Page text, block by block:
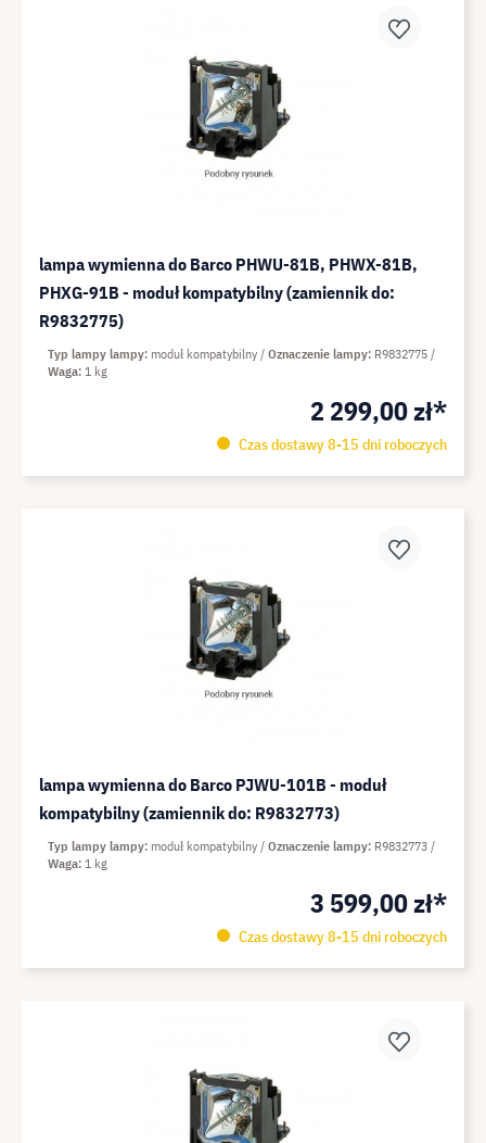
lampa wymienna do Barco PHWU-81B, PHWX-81B,
PHXG-91B - moduł kompatybilny (zamiennik do:
R9832775)
2 299,00 zł*
Czas dostawy 8-15 dni roboczych
Typ lampy lampy moduł kompatybilny Oznaczenie lampy R9832775
Waga 1 kg
lampa wymienna do Barco PJWU-101B - moduł
kompatybilny (zamiennik do: R9832773)
3 599,00 zł*
Czas dostawy 8-15 dni roboczych
Typ lampy lampy moduł kompatybilny Oznaczenie lampy R9832773
Waga 1 kg